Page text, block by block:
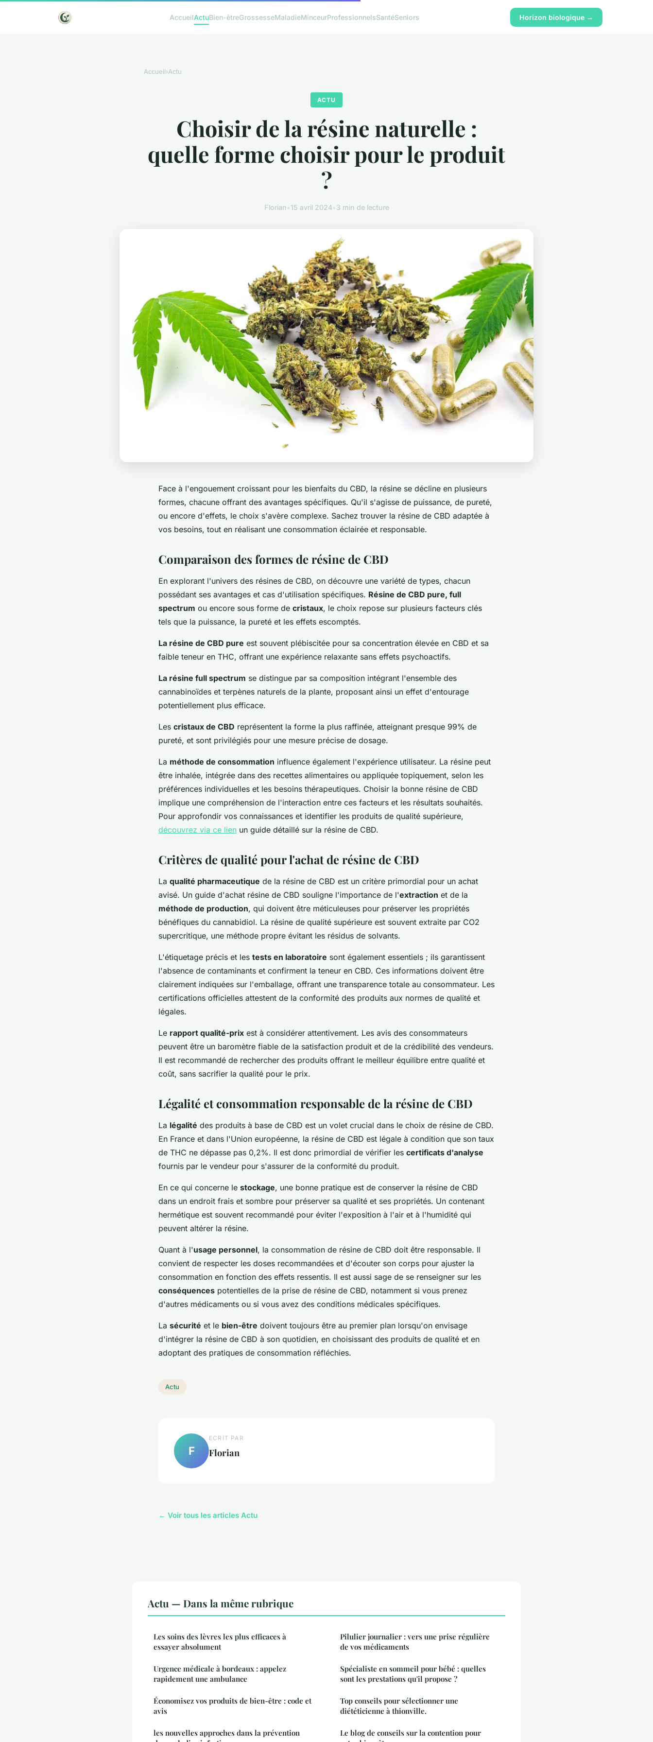
AccueilActuBien-êtreGrossesseMaladieMinceurProfessionnelsSantéSeniors Horizon biologique →
Accueil›Actu
ACTU
Choisir de la résine naturelle :
quelle forme choisir pour le produit
?
Florian•15 avril 2024•3 min de lecture
Face à l'engouement croissant pour les bienfaits du CBD, la résine se décline en plusieurs
formes, chacune offrant des avantages spécifiques. Qu'il s'agisse de puissance, de pureté,
ou encore d'effets, le choix s'avère complexe. Sachez trouver la résine de CBD adaptée à
vos besoins, tout en réalisant une consommation éclairée et responsable.
Comparaison des formes de résine de CBD
En explorant l'univers des résines de CBD, on découvre une variété de types, chacun
possédant ses avantages et cas d'utilisation spécifiques. Résine de CBD pure, full
spectrum ou encore sous forme de cristaux, le choix repose sur plusieurs facteurs clés
tels que la puissance, la pureté et les effets escomptés.
La résine de CBD pure est souvent plébiscitée pour sa concentration élevée en CBD et sa
faible teneur en THC, offrant une expérience relaxante sans effets psychoactifs.
La résine full spectrum se distingue par sa composition intégrant l'ensemble des
cannabinoïdes et terpènes naturels de la plante, proposant ainsi un effet d'entourage
potentiellement plus efficace.
Les cristaux de CBD représentent la forme la plus raffinée, atteignant presque 99% de
pureté, et sont privilégiés pour une mesure précise de dosage.
La méthode de consommation influence également l'expérience utilisateur. La résine peut
être inhalée, intégrée dans des recettes alimentaires ou appliquée topiquement, selon les
préférences individuelles et les besoins thérapeutiques. Choisir la bonne résine de CBD
implique une compréhension de l'interaction entre ces facteurs et les résultats souhaités.
Pour approfondir vos connaissances et identifier les produits de qualité supérieure,
découvrez via ce lien un guide détaillé sur la résine de CBD.
Critères de qualité pour l'achat de résine de CBD
La qualité pharmaceutique de la résine de CBD est un critère primordial pour un achat
avisé. Un guide d'achat résine de CBD souligne l'importance de l'extraction et de la
méthode de production, qui doivent être méticuleuses pour préserver les propriétés
bénéfiques du cannabidiol. La résine de qualité supérieure est souvent extraite par CO2
supercritique, une méthode propre évitant les résidus de solvants.
L'étiquetage précis et les tests en laboratoire sont également essentiels ; ils garantissent
l'absence de contaminants et confirment la teneur en CBD. Ces informations doivent être
clairement indiquées sur l'emballage, offrant une transparence totale au consommateur. Les
certifications officielles attestent de la conformité des produits aux normes de qualité et
légales.
Le rapport qualité-prix est à considérer attentivement. Les avis des consommateurs
peuvent être un baromètre fiable de la satisfaction produit et de la crédibilité des vendeurs.
Il est recommandé de rechercher des produits offrant le meilleur équilibre entre qualité et
coût, sans sacrifier la qualité pour le prix.
Légalité et consommation responsable de la résine de CBD
La légalité des produits à base de CBD est un volet crucial dans le choix de résine de CBD.
En France et dans l'Union européenne, la résine de CBD est légale à condition que son taux
de THC ne dépasse pas 0,2%. Il est donc primordial de vérifier les certificats d'analyse
fournis par le vendeur pour s'assurer de la conformité du produit.
En ce qui concerne le stockage, une bonne pratique est de conserver la résine de CBD
dans un endroit frais et sombre pour préserver sa qualité et ses propriétés. Un contenant
hermétique est souvent recommandé pour éviter l'exposition à l'air et à l'humidité qui
peuvent altérer la résine.
Quant à l'usage personnel, la consommation de résine de CBD doit être responsable. Il
convient de respecter les doses recommandées et d'écouter son corps pour ajuster la
consommation en fonction des effets ressentis. Il est aussi sage de se renseigner sur les
conséquences potentielles de la prise de résine de CBD, notamment si vous prenez
d'autres médicaments ou si vous avez des conditions médicales spécifiques.
La sécurité et le bien-être doivent toujours être au premier plan lorsqu'on envisage
d'intégrer la résine de CBD à son quotidien, en choisissant des produits de qualité et en
adoptant des pratiques de consommation réfléchies.
Actu
F
ECRIT PAR
Florian
← Voir tous les articles Actu
Actu — Dans la même rubrique
Les soins des lèvres les plus efficaces à
essayer absolument
Urgence médicale à bordeaux : appelez
rapidement une ambulance
Économisez vos produits de bien-être : code et
avis
les nouvelles approches dans la prévention
Pilulier journalier : vers une prise régulière
de vos médicaments
Spécialiste en sommeil pour bébé : quelles
sont les prestations qu'il propose ?
Top conseils pour sélectionner une
diététicienne à thionville.
Le blog de conseils sur la contention pour